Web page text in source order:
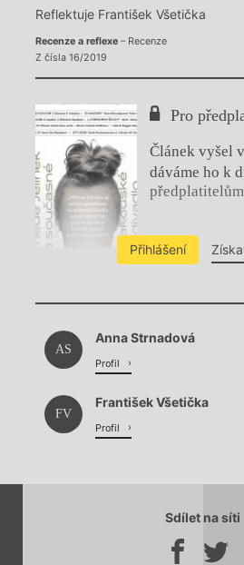
Reflektuje František Všetička
Recenze a reflexe– Recenze
Z čísla 16/2019
Pro
Článek vyšel
dáváme ho k
Přihlášení
Chviličku.
Načítá se.
AS
Anna Strnadová
Profil
FV
František Všetička
Profil
Sdílet na síti